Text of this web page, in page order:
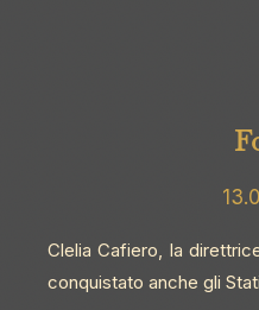
Clelia Cafiero, la
conquistato anche gli